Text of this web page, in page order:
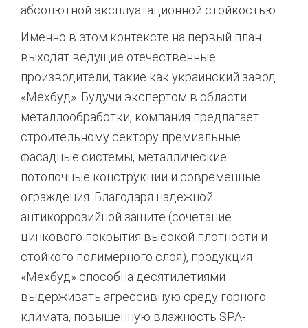
абсолютной эксплуатационной стойкостью.
Именно в этом контексте на первый план
выходят ведущие отечественные
производители, такие как украинский завод
«Мехбуд». Будучи экспертом в области
металлообработки, компания предлагает
строительному сектору премиальные
фасадные системы, металлические
потолочные конструкции и современные
ограждения. Благодаря надежной
антикоррозийной защите (сочетание
цинкового покрытия высокой плотности и
стойкого полимерного слоя), продукция
«Мехбуд» способна десятилетиями
выдерживать агрессивную среду горного
климата, повышенную влажность SPA-